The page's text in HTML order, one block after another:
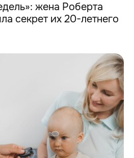
жена Роберта
секрет их 20-летнего